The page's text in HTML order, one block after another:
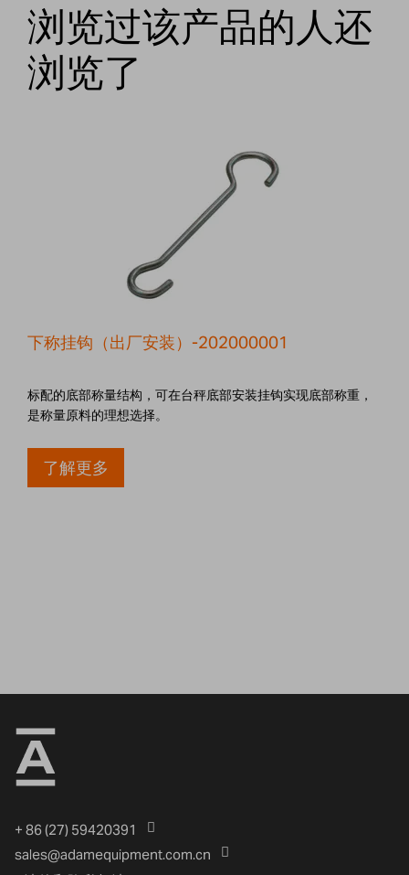
浏览过该产品的人还
浏览了
下称挂钩（出厂安装）-202000001
标配的底部称量结构，可在台秤底部安装挂钩实现底部称重，
是称量原料的理想选择。
了解更多
+ 86 (27) 59420391
sales@adamequipment.com.cn